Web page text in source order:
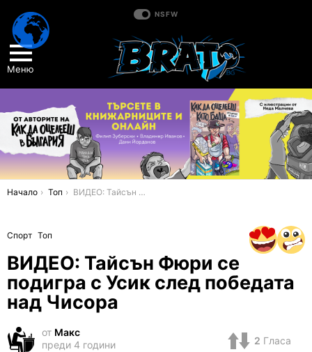
NSFW
Меню
You are here:
Начало Топ ВИДЕО: Тайсън Фюри се подигра с Усик след победата над Чисора
Спорт Топ
ВИДЕО: Тайсън Фюри се
подигра с Усик след победата
над Чисора
от Макс
преди 4 години
2 Гласа